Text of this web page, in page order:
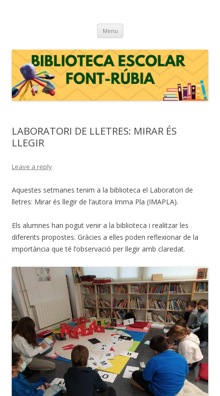
Penedès)
Menu Skip
content
LABORATORI DE LLETRES: MIRAR ÉS
LLEGIR
Leave a reply
Aquestes setmanes tenim a la biblioteca el Laboratori de
lletres: Mirar és llegir de l’autora Imma Pla (IMAPLA).
Els alumnes han pogut venir a la biblioteca i realitzar les
diferents propostes. Gràcies a elles poden reflexionar de la
importància que té l’observació per llegir amb claredat.